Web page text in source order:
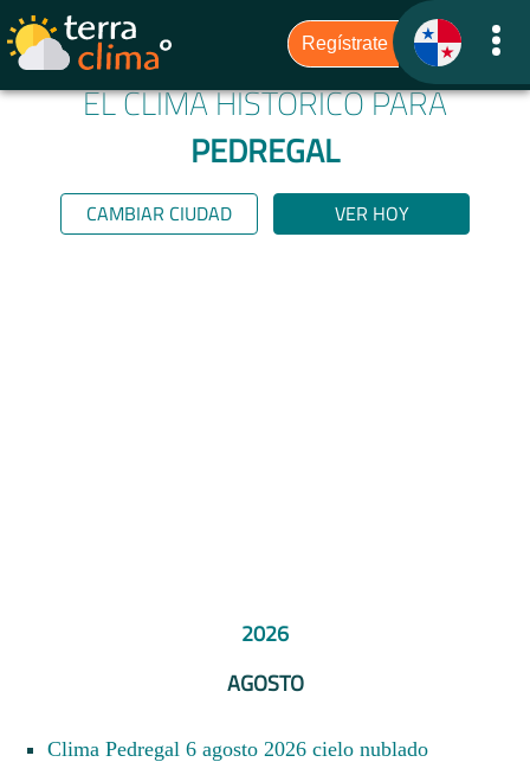
EL CLIMA HISTÓRICO PARA
PEDREGAL
CAMBIAR CIUDAD VER HOY
2026
AGOSTO
Clima Pedregal 6 agosto 2026 cielo nublado